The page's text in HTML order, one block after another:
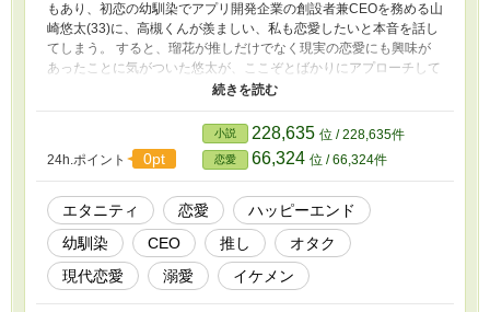
もあり、初恋の幼馴染でアプリ開発企業の創設者兼CEOを務める山
崎悠太(33)に、高槻くんが羨ましい、私も恋愛したいと本音を話し
てしまう。 すると、瑠花が推しだけでなく現実の恋愛にも興味が
あったことに気がついた悠太が、ここぞとばかりにアプローチして
きて……！？ 推しの結婚から始まる、一度は諦めた初恋の幼馴染
との溺愛ラブストーリーです。 ♦︎Rシーンのある話には＊をつけて
24h.ポイント 0pt
小説 228,635 位 / 228,635件
恋愛 66,324 位 / 66,324件
エタニティ 恋愛
ハッピーエンド
幼馴染
CEO 推し
オタク
現代恋愛
溺愛 イケメン